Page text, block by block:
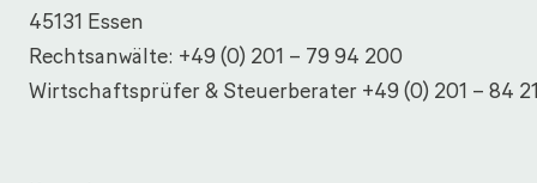
45131 Essen
Rechtsanwälte: +49 (0) 201 – 79 94 200
Wirtschaftsprüfer & Steuerberater +49 (0) 201 – 84